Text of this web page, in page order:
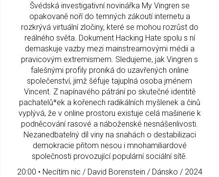
Švédská investigativní novinářka My Vingren se
opakovaně noří do temných zákoutí internetu a
rozkrývá virtuální zločiny, které se mohou rozrůst do
reálného světa. Dokument Hacking Hate spolu s ní
demaskuje vazby mezi mainstreamovými médii a
pravicovým extremismem. Sledujeme, jak Vingren s
falešnými profily proniká do uzavřených online
společenství, jimž šéfuje tajuplná osoba jménem
Vincent. Z napínavého pátrání po skutečné identitě
pachatelů*ek a kořenech radikálních myšlenek a činů
vyplývá, že v online prostoru existuje celá mašinerie k
podněcování rasové a náboženské nesnášenlivosti.
Nezanedbatelný díl viny na snahách o destabilizaci
demokracie přitom nesou i mnohamiliardové
společnosti provozující populární sociální sítě.
20:00 • Necítím nic / David Borenstein / Dánsko / 2024